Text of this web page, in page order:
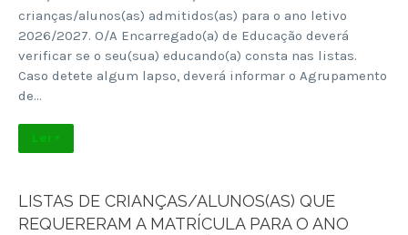
crianças/alunos(as) admitidos(as) para o ano letivo
2026/2027. O/A Encarregado(a) de Educação deverá
verificar se o seu(sua) educando(a) consta nas listas.
Caso detete algum lapso, deverá informar o Agrupamento
de…
Ler +
LISTAS DE CRIANÇAS/ALUNOS(AS) QUE
REQUERERAM A MATRÍCULA PARA O ANO